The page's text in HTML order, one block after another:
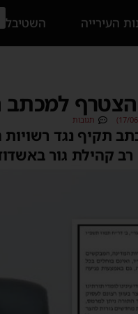
העירייה השטיבל
למכתב
תגובות
תקיף נגד
רב קהילת גור